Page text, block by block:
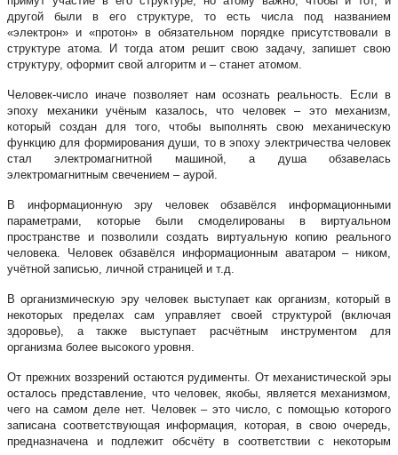
другой были в его структуре, то есть числа под названием
«электрон» и «протон» в обязательном порядке присутствовали в
структуре атома. И тогда атом решит свою задачу, запишет свою
структуру, оформит свой алгоритм и – станет атомом.
Человек-число иначе позволяет нам осознать реальность. Если в
эпоху механики учёным казалось, что человек – это механизм,
который создан для того, чтобы выполнять свою механическую
функцию для формирования души, то в эпоху электричества человек
стал электромагнитной машиной, а душа обзавелась
электромагнитным свечением – аурой.
В информационную эру человек обзавёлся информационными
параметрами, которые были смоделированы в виртуальном
пространстве и позволили создать виртуальную копию реального
человека. Человек обзавёлся информационным аватаром – ником,
учётной записью, личной страницей и т.д.
В организмическую эру человек выступает как организм, который в
некоторых пределах сам управляет своей структурой (включая
здоровье), а также выступает расчётным инструментом для
организма более высокого уровня.
От прежних воззрений остаются рудименты. От механистической эры
осталось представление, что человек, якобы, является механизмом,
чего на самом деле нет. Человек – это число, с помощью которого
записана соответствующая информация, которая, в свою очередь,
предназначена и подлежит обсчёту в соответствии с некоторым